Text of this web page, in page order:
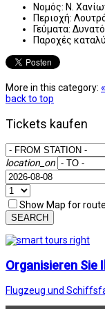
Νομός: Ν.
Περιοχή:
Γεύματα:
Παροχές
More in this category:
back to top
Tickets kaufen
location_on
Show Map for
SEARCH
Organisieren Sie
Flugzeug und